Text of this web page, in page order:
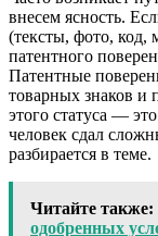
внесем ясность.
(тексты, фото, код,
патентного
Патентные
товарных знаков и
этого статуса —
человек сдал
разбирается в теме.
Читайте также:
одобренных